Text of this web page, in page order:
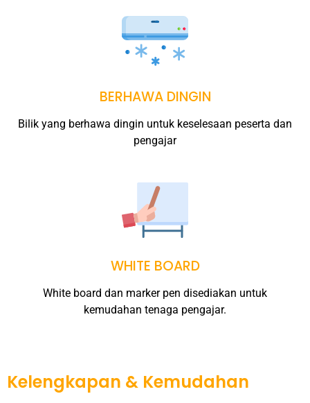
BERHAWA DINGIN
Bilik yang berhawa dingin untuk keselesaan peserta dan
pengajar
WHITE BOARD
White board dan marker pen disediakan untuk
kemudahan tenaga pengajar.
Kelengkapan & Kemudahan